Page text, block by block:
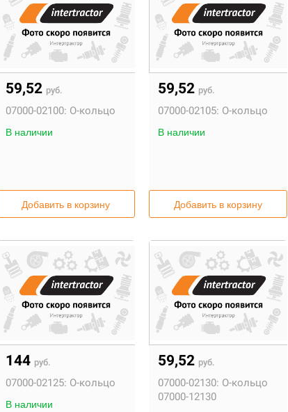
59,52 руб.
07000-02100: О-кольцо
В наличии
Добавить в корзину
59,52 руб.
07000-02105: О-кольцо
В наличии
Добавить в корзину
144 руб.
07000-02125: О-кольцо
В наличии
59,52 руб.
07000-02130: О-кольцо
07000-12130